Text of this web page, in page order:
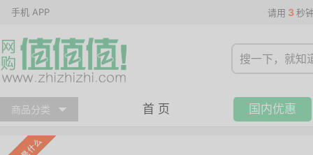
手机 APP 请用 3 秒
商品分类 首 页 国内优惠